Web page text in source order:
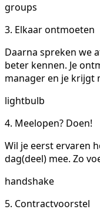
groups
3. Elkaar ontmoeten
Daarna spreken we
beter kennen. Je
manager en je krijgt
lightbulb
4. Meelopen? Doen!
Wil je eerst ervaren
dag(deel) mee. Zo
handshake
5. Contractvoorstel